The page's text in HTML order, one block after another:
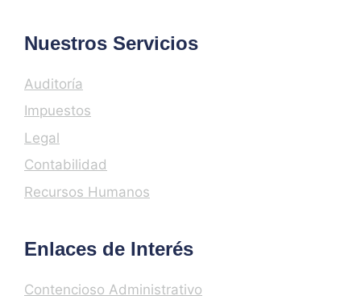
Nuestros Servicios
Auditoría
Impuestos
Legal
Contabilidad
Recursos Humanos
Enlaces de Interés
Contencioso Administrativo